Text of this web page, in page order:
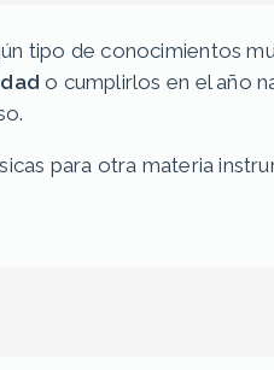
tipo de conocimientos
o cumplirlos en el año
para otra materia